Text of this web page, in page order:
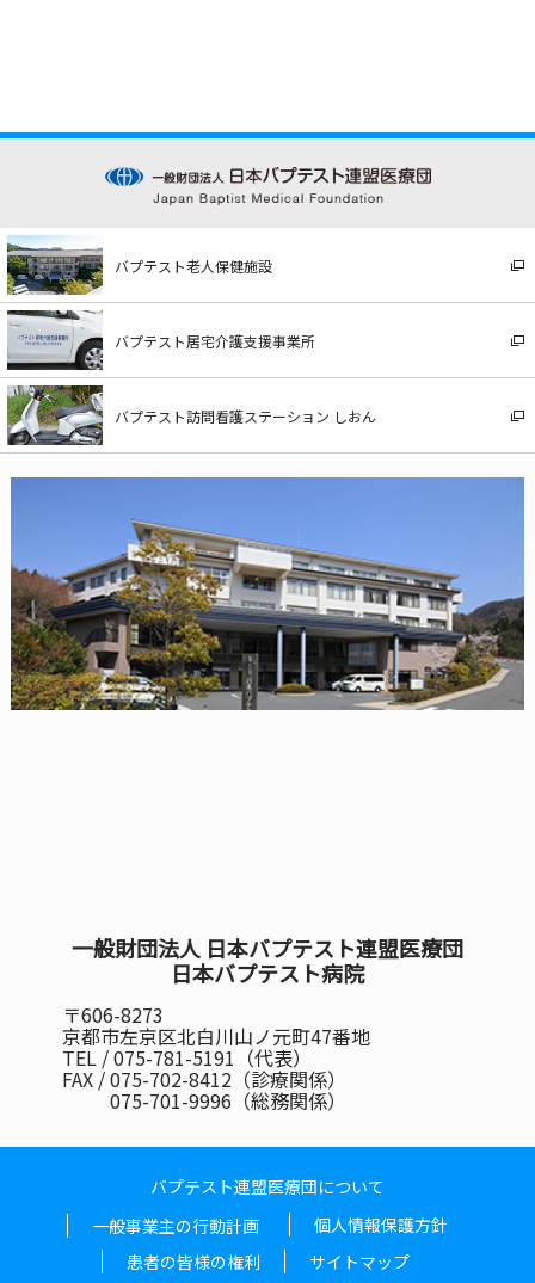
バプテスト老人保健施設
バプテスト居宅介護支援事業所
バプテスト訪問看護ステーション しおん
一般財団法人 日本バプテスト連盟医療団
日本バプテスト病院
〒606-8273
京都市左京区北白川山ノ元町47番地
TEL / 075-781-5191（代表）
FAX / 075-702-8412（診療関係）
075-701-9996（総務関係）
バプテスト連盟医療団について
一般事業主の行動計画
個人情報保護方針
患者の皆様の権利
サイトマップ